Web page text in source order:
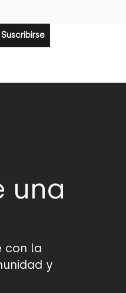
Suscribirse
una
con la
y